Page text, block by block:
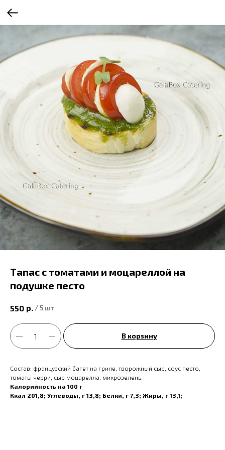
Тапас с томатами и моцареллой на
подушке песто
550 р. /5 шт
В корзину
Состав: французский багет на гриле, творожный сыр, соус песто,
томаты черри, сыр моцарелла, микрозелень.
Калорийность на 100 г
Ккал 201,8; Углеводы, г 13,8; Белки, г 7,3; Жиры, г 13,1;